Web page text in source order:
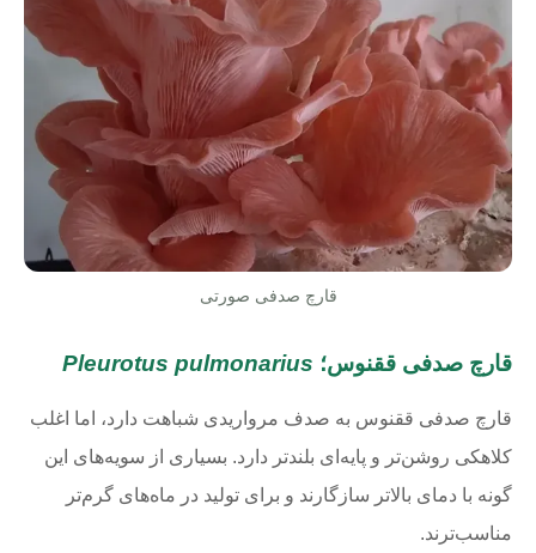
قارچ صدفی صورتی
قارچ صدفی ققنوس؛ Pleurotus pulmonarius
قارچ صدفی ققنوس به صدف مرواریدی شباهت دارد، اما اغلب
کلاهکی روشن‌تر و پایه‌ای بلندتر دارد. بسیاری از سویه‌های این
گونه با دمای بالاتر سازگارند و برای تولید در ماه‌های گرم‌تر
مناسب‌ترند.